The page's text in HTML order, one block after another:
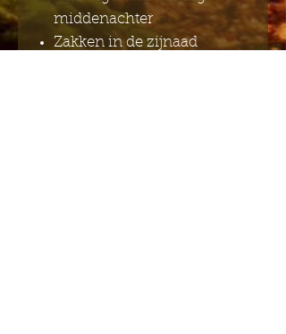
middenachter
Zakken in de zijnaad